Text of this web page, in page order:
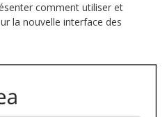
comment utiliser et
la nouvelle interface des